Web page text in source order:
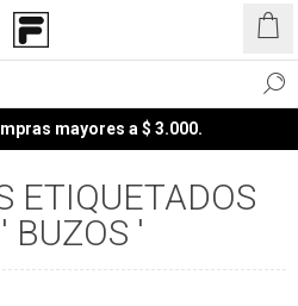
mayores a $ 3.000.
ETIQUETADOS
BUZOS '